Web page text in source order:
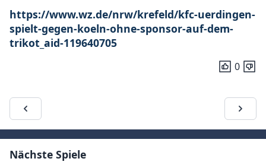
https://www.wz.de/nrw/krefeld/kfc-uerdingen-
spielt-gegen-koeln-ohne-sponsor-auf-dem-
trikot_aid-119640705
0
Nächste Spiele